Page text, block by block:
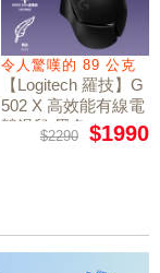
令人驚嘆的 89 公克
【Logitech 羅技】G
502 X 高效能有線電
競滑鼠 黑色
$2290 $1990